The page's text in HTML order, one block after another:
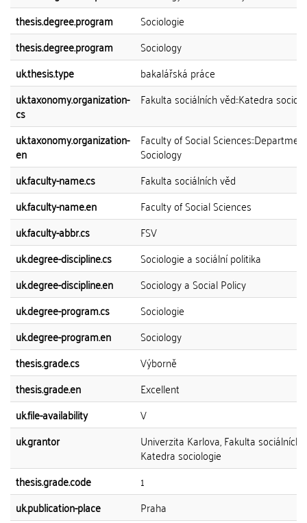
thesis.degree.program
Sociologie
thesis.degree.program
Sociology
uk.thesis.type
bakalářská práce
uk.taxonomy.organization-
cs
Fakulta sociálních věd::Katedra
uk.taxonomy.organization-
en
Faculty of Social
Sociology
uk.faculty-name.cs
Fakulta sociálních věd
uk.faculty-name.en
Faculty of Social Sciences
uk.faculty-abbr.cs
FSV
uk.degree-discipline.cs
Sociologie a sociální politika
uk.degree-discipline.en
Sociology a Social Policy
uk.degree-program.cs
Sociologie
uk.degree-program.en
Sociology
thesis.grade.cs
Výborně
thesis.grade.en
Excellent
uk.file-availability
V
uk.grantor
Univerzita Karlova, Fakulta sociálních
Katedra sociologie
thesis.grade.code
1
uk.publication-place
Praha